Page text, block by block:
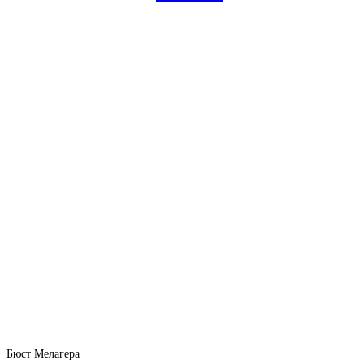
Бюст Мелагера